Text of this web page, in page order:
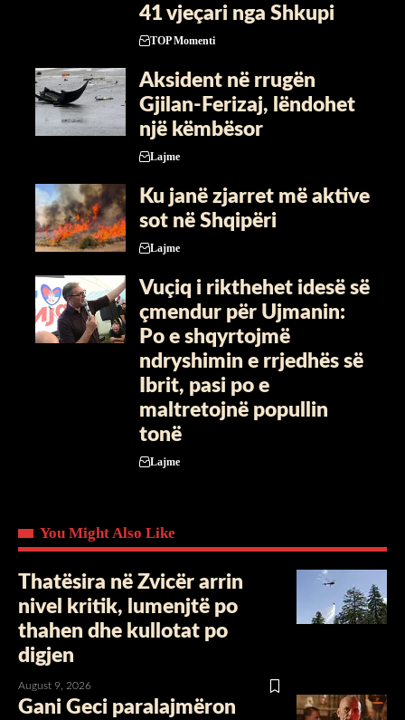
41 vjeçari nga Shkupi
TOP Momenti
Aksident në rrugën
Gjilan-Ferizaj, lëndohet
një këmbësor
Lajme
Ku janë zjarret më aktive
sot në Shqipëri
Lajme
Vuçiq i rikthehet idesë së
çmendur për Ujmanin:
Po e shqyrtojmë
ndryshimin e rrjedhës së
Ibrit, pasi po e
maltretojnë popullin
tonë
Lajme
You Might Also Like
Thatësira në Zvicër arrin
nivel kritik, lumenjtë po
thahen dhe kullotat po
digjen
August 9, 2026
Gani Geci paralajmëron